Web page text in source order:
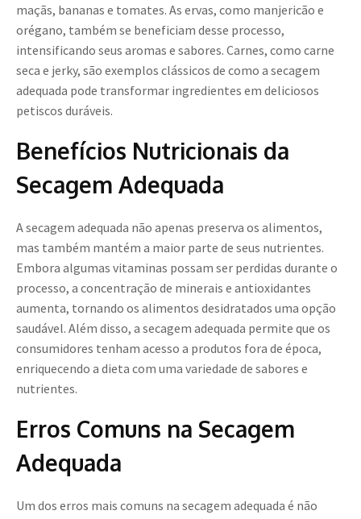
maçãs, bananas e tomates. As ervas, como manjericão e
orégano, também se beneficiam desse processo,
intensificando seus aromas e sabores. Carnes, como carne
seca e jerky, são exemplos clássicos de como a secagem
adequada pode transformar ingredientes em deliciosos
petiscos duráveis.
Benefícios Nutricionais da
Secagem Adequada
A secagem adequada não apenas preserva os alimentos,
mas também mantém a maior parte de seus nutrientes.
Embora algumas vitaminas possam ser perdidas durante o
processo, a concentração de minerais e antioxidantes
aumenta, tornando os alimentos desidratados uma opção
saudável. Além disso, a secagem adequada permite que os
consumidores tenham acesso a produtos fora de época,
enriquecendo a dieta com uma variedade de sabores e
nutrientes.
Erros Comuns na Secagem
Adequada
Um dos erros mais comuns na secagem adequada é não